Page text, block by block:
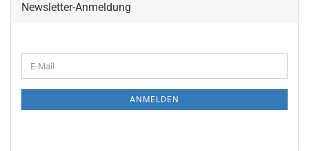
Newsletter-Anmeldung
ZUR
E-
Mail
ANMELDEN